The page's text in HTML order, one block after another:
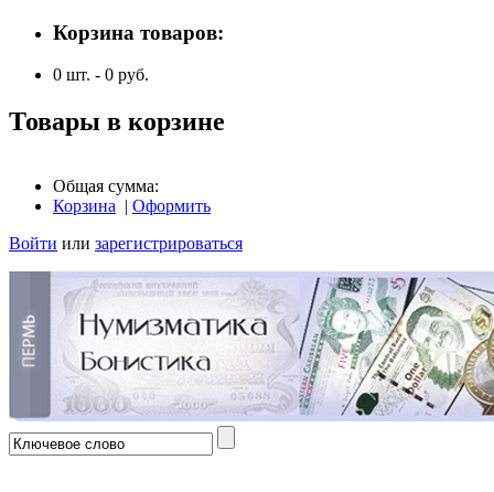
Корзина товаров:
0 шт. - 0 руб.
Товары в корзине
Общая сумма:
Корзина | Оформить
Войти или зарегистрироваться